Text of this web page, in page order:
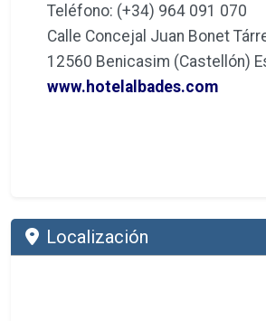
Teléfono: (+34) 964 091 070
Calle Concejal Juan Bonet
12560 Benicasim (Castellón)
www.hotelalbades.com
Localización